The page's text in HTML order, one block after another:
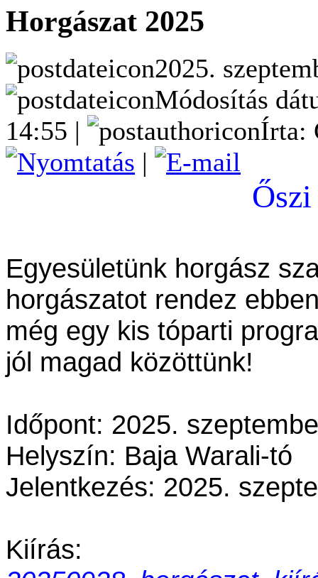
Horgászat 2025
2025.
Módosítás
14:55 |
Írta:
|
Egyesületünk horgász
horgászatot rendez
még egy kis tóparti
jól magad közöttünk!
Időpont: 2025.
Helyszín: Baja Warali-tó
Jelentkezés: 2025.
Kiírás: